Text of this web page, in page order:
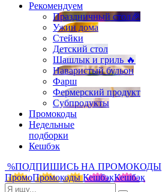
Рекомендуем
Праздничный стол🎉
Ужин дома
Стейки
Детский стол
Шашлык и гриль 🔥
Наваристый бульон
Фарш
Фермерский продукт
Субпродукты
Промокоды
Недельные
подборки
Кешбэк
%ПОДПИШИСЬ НА ПРОМОКОДЫ
ПромоПромокоды КешбэкКешбэк